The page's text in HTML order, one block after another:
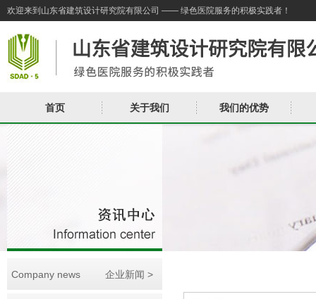
欢迎来到山东省建筑设计研究院有限公司 —— 绿色医院服务的积极实践者！
首页 关于我们 我们的优势
企业新闻 >
Company news